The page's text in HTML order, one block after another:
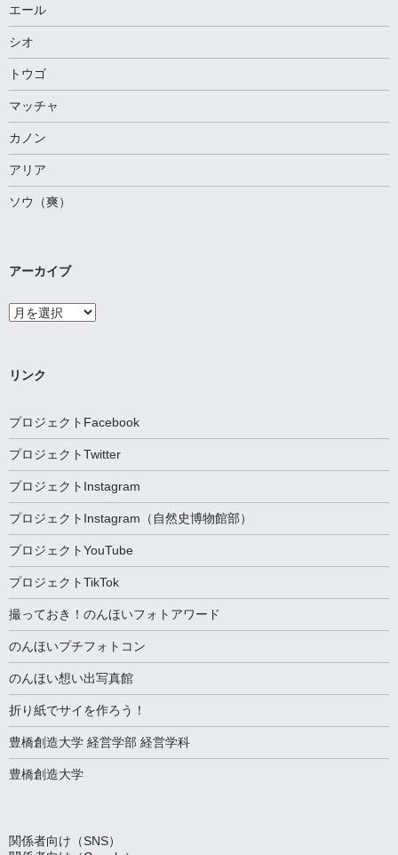
エール
シオ
トウゴ
マッチャ
カノン
アリア
ソウ（爽）
アーカイブ
ア
ー
ブ
リンク
プロジェクトFacebook
プロジェクトTwitter
プロジェクトInstagram
プロジェクトInstagram（自然史博物館部）
プロジェクトYouTube
プロジェクトTikTok
撮っておき！のんほいフォトアワード
のんほいプチフォトコン
のんほい想い出写真館
折り紙でサイを作ろう！
豊橋創造大学 経営学部 経営学科
豊橋創造大学
関係者向け（SNS）